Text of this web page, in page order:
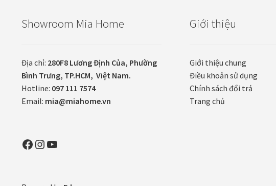
Showroom Mia Home
Địa chỉ: 280F8 Lương Định Của, Phường
Bình Trưng, TP.HCM, Việt Nam.
Hotline: 097 111 7574
Email: mia@miahome.vn
Facebook
Instagram
YouTube
Giới thiệu
Giới thiệu chung
Điều khoản sử dụng
Chính sách đổi trả
Trang chủ